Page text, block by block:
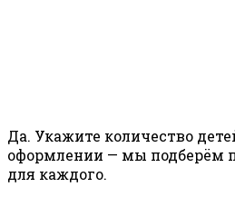
Да. Укажите количество
оформлении — мы подберём
для каждого.